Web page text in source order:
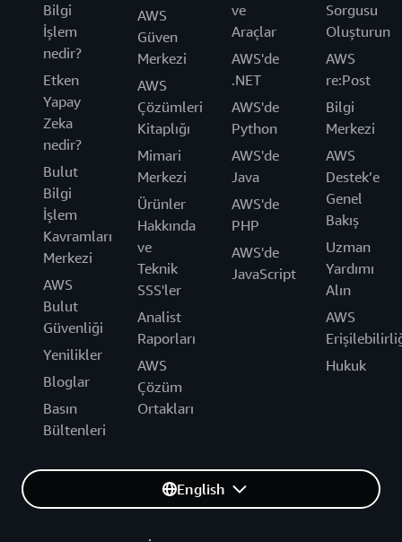
Bilgi
İşlem
nedir?
Etken
Yapay
Zeka
nedir?
Bulut
Bilgi
İşlem
Kavramları
Merkezi
AWS
Bulut
Güvenliği
Yenilikler
Bloglar
Basın
Bültenleri
AWS
Güven
Merkezi
AWS
Çözümleri
Kitaplığı
Mimari
Merkezi
Ürünler
Hakkında
ve
Teknik
SSS'ler
Analist
Raporları
AWS
Çözüm
Ortakları
ve
Araçlar
AWS'de
.NET
AWS'de
Python
AWS'de
Java
AWS'de
PHP
AWS'de
JavaScript
Sorgusu
Oluşturun
AWS
re:Post
Bilgi
Merkezi
AWS
Destek’e
Genel
Bakış
Uzman
Yardımı
Alın
AWS
Hukuk
English